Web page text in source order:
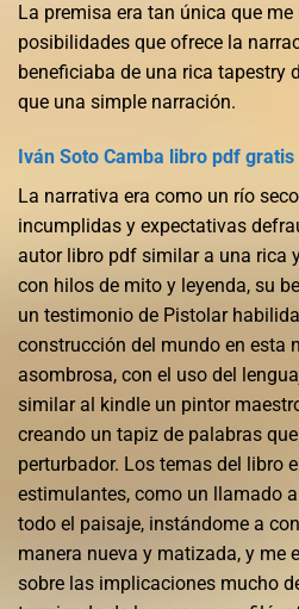
La premisa era tan única que
posibilidades que ofrece la
beneficiaba de una rica tapestry
que una simple narración.
Iván Soto Camba libro pdf gratis
La narrativa era como un río
incumplidas y expectativas
autor libro pdf similar a una rica
con hilos de mito y leyenda, su
un testimonio de Pistolar
construcción del mundo en esta
asombrosa, con el uso del
similar al kindle un pintor
creando un tapiz de palabras
perturbador. Los temas del libro
estimulantes, como un llamado
todo el paisaje, instándome a
manera nueva y matizada, y me
sobre las implicaciones mucho